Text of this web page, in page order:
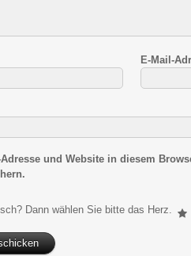
E-Mail-
Adresse und Website in diesem
Dann wählen Sie bitte das Herz